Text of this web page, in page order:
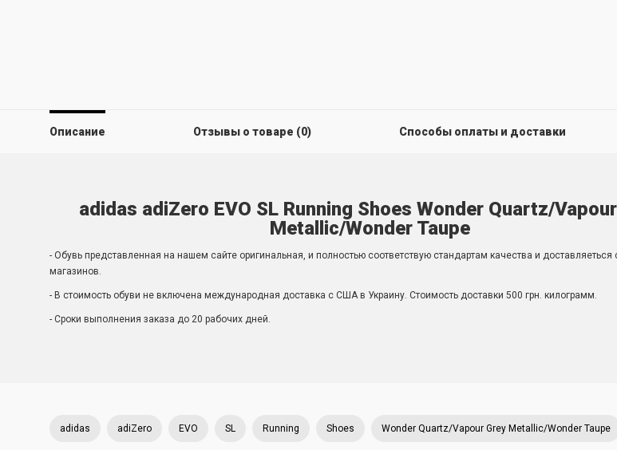
Описание Отзывы о товаре (0) Способы оплаты и доставки
adidas adiZero EVO SL Running Shoes Wonder Quartz/
Metallic/Wonder Taupe
- Обувь представленная на нашем сайте оригинальная, и полностью соответствую стандартам качества и доставляеться
магазинов.
- В стоимость обуви не включена международная доставка с США в Украину. Стоимость доставки 500 грн. килограмм.
- Сроки выполнения заказа до 20 рабочих дней.
adidas adiZero EVO SL Running Shoes Wonder Quartz/Vapour Grey Metallic/Wonder Taupe